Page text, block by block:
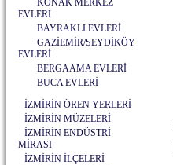
KONAK MERKEZ
EVLERİ
BAYRAKLI EVLERİ
GAZİEMİR/SEYDİKÖY
EVLERİ
BERGAAMA EVLERİ
BUCA EVLERİ
İZMİRİN ÖREN YERLERİ
İZMİRİN MÜZELERİ
İZMİRİN ENDÜSTRİ
MİRASI
İZMİRİN İLÇELERİ